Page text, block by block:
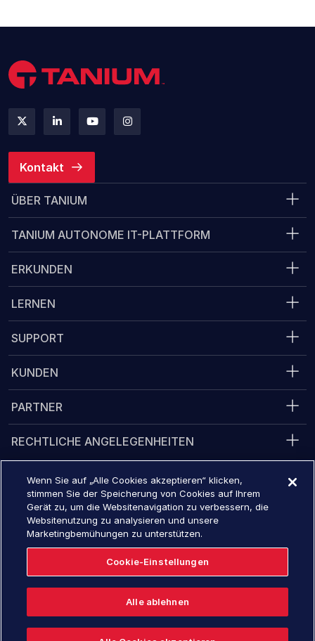
Kontakt
ÜBER TANIUM
TANIUM AUTONOME IT-PLATTFORM
ERKUNDEN
LERNEN
SUPPORT
KUNDEN
PARTNER
RECHTLICHE ANGELEGENHEITEN
Converge 2026 16. November - 19, 2026
Jetzt registrieren
Englisch
Wenn Sie auf „Alle Cookies akzeptieren“ klicken,
stimmen Sie der Speicherung von Cookies auf Ihrem
Gerät zu, um die Websitenavigation zu verbessern, die
Websitenutzung zu analysieren und unsere
Marketingbemühungen zu unterstützen.
Cookie-Einstellungen
Alle ablehnen